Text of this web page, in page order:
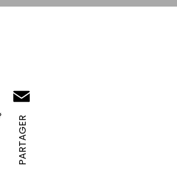
Twitter